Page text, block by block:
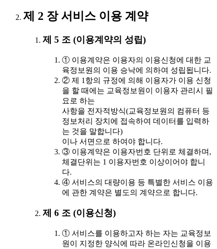
제 2 장 서비스 이용 계약
제 5 조 (이용계약의 성립)
① 이용계약은 이용자의 이용신청에 대한 교
육정보원의 이용 승낙에 의하여 성립됩니다.
② 제 1항의 규정에 의해 이용자가 이용 신청
을 할 때에는 교육정보원이 이용자 관리시 필
요로 하는
사항을 전자적방식(교육정보원의 컴퓨터 등
정보처리 장치에 접속하여 데이터를 입력하
는 것을 말합니다)
이나 서면으로 하여야 합니다.
③ 이용계약은 이용자번호 단위로 체결하며,
체결단위는 1 이용자번호 이상이어야 합니
다.
④ 서비스의 대량이용 등 특별한 서비스 이용
에 관한 계약은 별도의 계약으로 합니다.
제 6 조 (이용신청)
① 서비스를 이용하고자 하는 자는 교육정보
원이 지정한 양식에 따라 온라인신청을 이용